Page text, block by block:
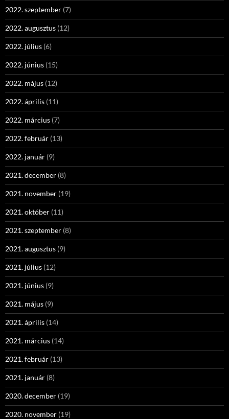
2022. szeptember (7)
2022. augusztus (12)
2022. július (6)
2022. június (15)
2022. május (12)
2022. április (11)
2022. március (7)
2022. február (13)
2022. január (9)
2021. december (8)
2021. november (19)
2021. október (11)
2021. szeptember (8)
2021. augusztus (9)
2021. július (12)
2021. június (9)
2021. május (9)
2021. április (14)
2021. március (14)
2021. február (13)
2021. január (8)
2020. december (19)
2020. november (19)